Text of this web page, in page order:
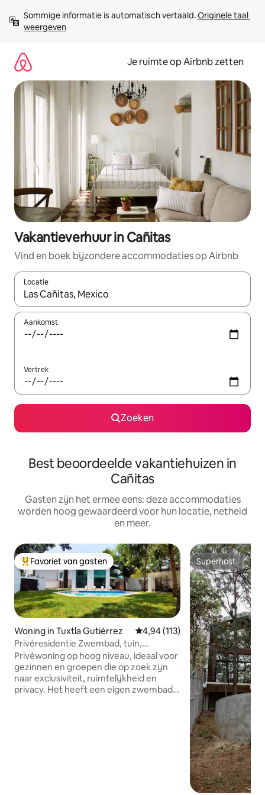
direct
naar
Sommige informatie is automatisch vertaald. Originele taal
weergeven
Je ruimte op Airbnb zetten
Vakantieverhuur in Cañitas
Vind en boek bijzondere accommodaties op Airbnb
Locatie
Wanneer er suggesties beschikbaar zijn, maak je een keuze
Aankomst
Vertrek
Zoeken
Best beoordeelde vakantiehuizen in
Cañitas
Gasten zijn het ermee eens: deze accommodaties
worden hoog gewaardeerd voor hun locatie, netheid
en meer.
Topfavoriet van gasten
Favoriet van gasten
Woning in Tuxtla Gutiérrez Gemiddelde beoordeling van
4,94 (113)
Privéresidentie Zwembad, tuin,
gezinnen en groepen
Privéwoning op hoog niveau, ideaal voor
gezinnen en groepen die op zoek zijn
naar exclusiviteit, ruimtelijkheid en
privacy. Het heeft een eigen zwembad,
Superhost
Superhost